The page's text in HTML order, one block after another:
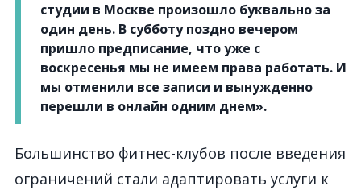
студии в Москве произошло буквально за
один день. В субботу поздно вечером
пришло предписание, что уже с
воскресенья мы не имеем права работать. И
мы отменили все записи и вынужденно
перешли в онлайн одним днем».
Большинство фитнес-клубов после введения
ограничений стали адаптировать услуги к